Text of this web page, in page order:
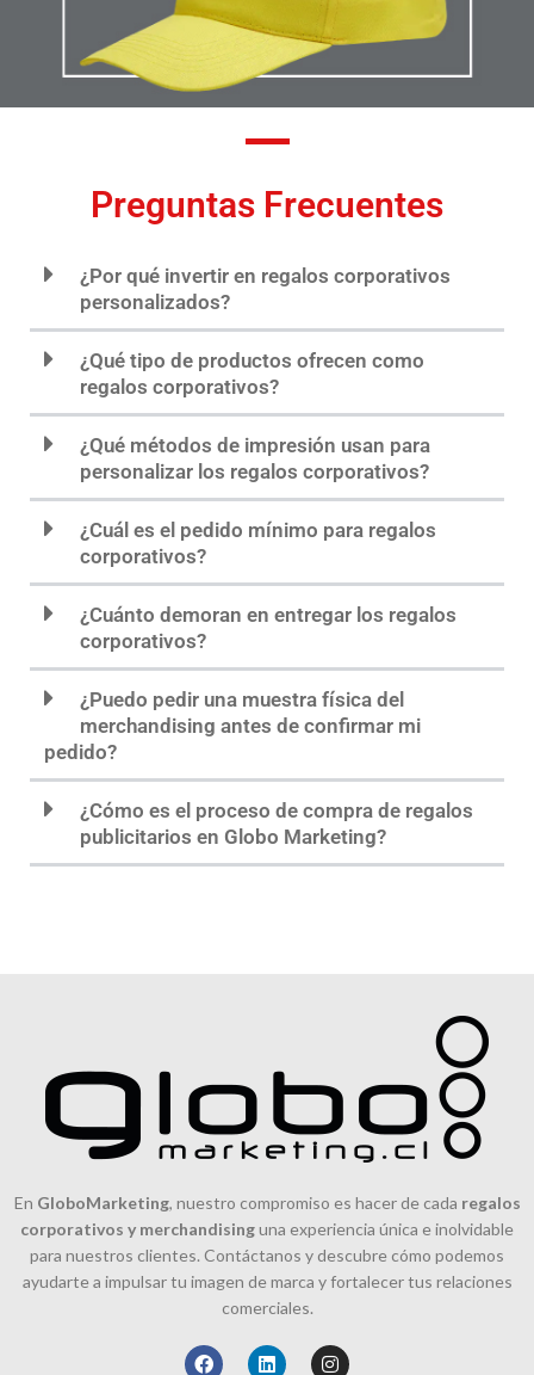
Preguntas Frecuentes
¿Por qué invertir en regalos corporativos
personalizados?
¿Qué tipo de productos ofrecen como
regalos corporativos?
¿Qué métodos de impresión usan para
personalizar los regalos corporativos?
¿Cuál es el pedido mínimo para regalos
corporativos?
¿Cuánto demoran en entregar los regalos
corporativos?
¿Puedo pedir una muestra física del
merchandising antes de confirmar mi
pedido?
¿Cómo es el proceso de compra de regalos
publicitarios en Globo Marketing?
En GloboMarketing, nuestro compromiso es hacer de cada regalos
corporativos y merchandisinguna experiencia única e inolvidable
para nuestros clientes. Contáctanos y descubre cómo podemos
ayudarte a impulsar tu imagen de marca y fortalecer tus relaciones
comerciales.